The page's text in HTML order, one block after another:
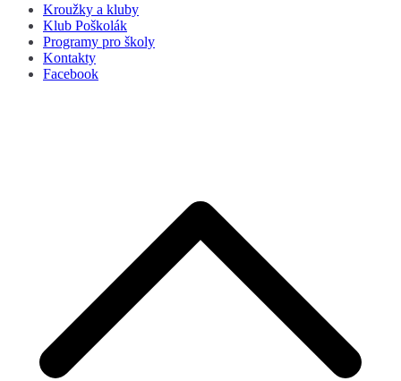
Kroužky a kluby
Klub Poškolák
Programy pro školy
Kontakty
Facebook